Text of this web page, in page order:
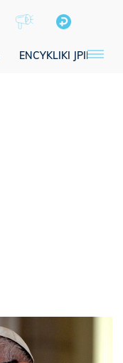
ENCYKLIKI JPII